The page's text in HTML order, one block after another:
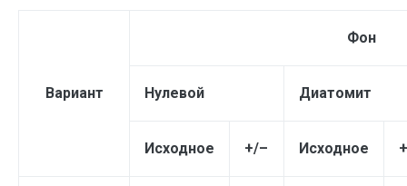
Вариант
Фон
Нулевой Диатомит
Исходное +/– Исходное